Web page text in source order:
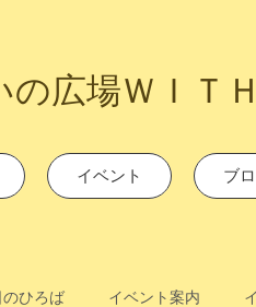
広場ＷＩＴＨ
イベント ブ
のひろば イベント案内